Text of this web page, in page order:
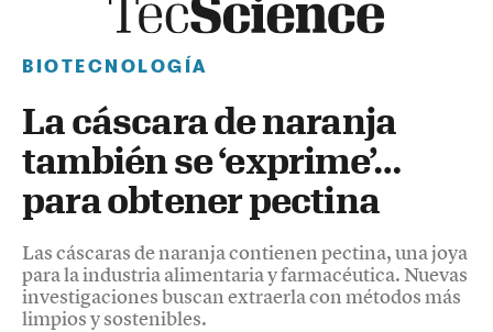
BIOTECNOLOGÍA
La cáscara de naranja
también se ‘exprime’…
para obtener pectina
Las cáscaras de naranja contienen pectina, una joya
para la industria alimentaria y farmacéutica. Nuevas
investigaciones buscan extraerla con métodos más
limpios y sostenibles.